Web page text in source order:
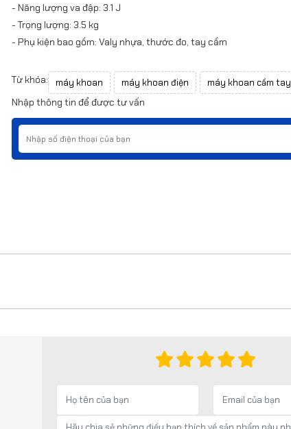
- Năng lượng va đập: 3.1 J
- Trọng lượng: 3.5 kg
- Phụ kiện bao gồm: Valy nhựa, thước đo, tay cầm
Từ khóa: máy khoan máy khoan điện máy khoan cầm tay
Nhập thông tin để được tư vấn